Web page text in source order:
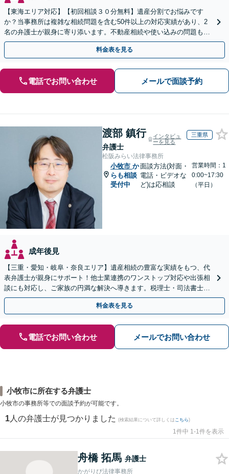
【東海エリア対応】【初回相談３０分無料】遺産分割でお悩みです
か？当事務所は複雑な相続問題を含む50件以上の対応実績があり、2
名の弁護士が親身に寄り添います。不動産相続や使い込みの問題も分
かりやすく解説。WEB相談可能。LINE予約受付中
料金表を見る
電話でお問い合わせ メールで面談予約
渡部 鎮行
弁護士
インタビュ
ーを見る
三重県
松阪みらい法律事務所
小牧市 か
らも相談
受付中
面談方法(対面・
電話・ビデオな
ど)は応相談
営業時間：1
0:00~17:30
（平日）
成年後見
【三重・愛知・岐阜・奈良エリア】遺産相続の豊富な実績をもつ、代
表弁護士が親身にサポート！他士業連携のワンストップ対応や出張相
談にも対応し、ご家族の円満な解決へ導きます。税理士・司法書士と
も連携し、スピーディな解決をご提案【夜間面談可】
料金表を見る
電話でお問い合わせ メールでお問い合わせ
小牧市に所在する弁護士
小牧市の事務所等での面談予約が可能です。
1 人の弁護士が見つかりました (検索結果について詳しくは こちら)
1件中 1-1件を表示
舟橋 拓馬 弁護士
かがりび法律事務所